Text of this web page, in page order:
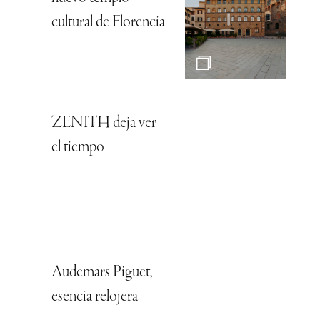
cultural de Florencia
ZENITH deja ver
el tiempo
Audemars Piguet,
esencia relojera